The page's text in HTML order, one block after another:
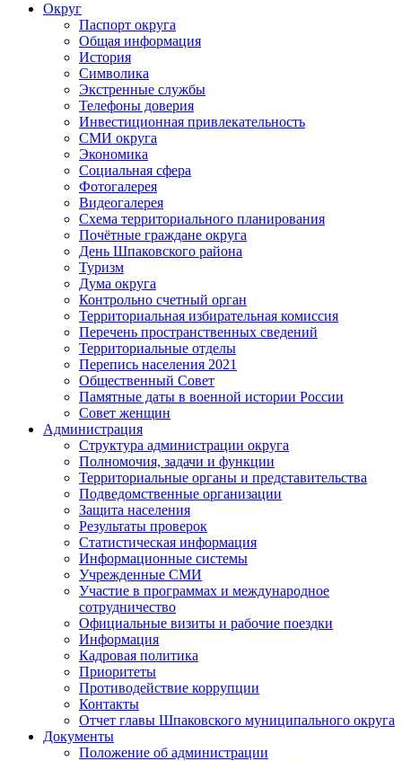
Округ
Паспорт округа
Общая информация
История
Символика
Экстренные службы
Телефоны доверия
Инвестиционная привлекательность
СМИ округа
Экономика
Социальная сфера
Фотогалерея
Видеогалерея
Схема территориального планирования
Почётные граждане округа
День Шпаковского района
Туризм
Дума округа
Контрольно счетный орган
Территориальная избирательная комиссия
Перечень пространственных сведений
Территориальные отделы
Перепись населения 2021
Общественный Совет
Памятные даты в военной истории России
Совет женщин
Администрация
Структура администрации округа
Полномочия, задачи и функции
Территориальные органы и представительства
Подведомственные организации
Защита населения
Результаты проверок
Статистическая информация
Информационные системы
Учрежденные СМИ
Участие в программах и международное
сотрудничество
Официальные визиты и рабочие поездки
Информация
Кадровая политика
Приоритеты
Противодействие коррупции
Контакты
Отчет главы Шпаковского муниципального округа
Документы
Положение об администрации